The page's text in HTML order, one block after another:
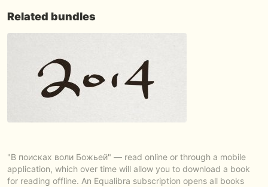
Related bundles
"В поисках воли Божьей" — read online or through a mobile
application, which over time will allow you to download a book
for reading offline. An Equalibra subscription opens all books